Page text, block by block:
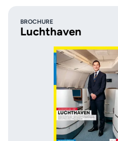
BROCHURE
Luchthaven